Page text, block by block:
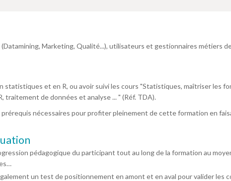
Marketing, Qualité...), utilisateurs et gestionnaires métiers
statistiques et en R, ou avoir suivi les cours "Statistiques, maîtriser les
traitement de données et analyse ... " (Réf. TDA).
prérequis nécessaires pour profiter pleinement de cette formation en
pédagogique du participant tout au long de la formation au
un test de positionnement en amont et en aval pour valider les